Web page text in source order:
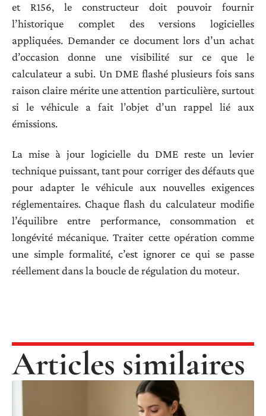
et R156, le constructeur doit pouvoir fournir
l’historique complet des versions logicielles
appliquées. Demander ce document lors d’un achat
d’occasion donne une visibilité sur ce que le
calculateur a subi. Un DME flashé plusieurs fois sans
raison claire mérite une attention particulière, surtout
si le véhicule a fait l’objet d’un rappel lié aux
émissions.
La mise à jour logicielle du DME reste un levier
technique puissant, tant pour corriger des défauts que
pour adapter le véhicule aux nouvelles exigences
réglementaires. Chaque flash du calculateur modifie
l’équilibre entre performance, consommation et
longévité mécanique. Traiter cette opération comme
une simple formalité, c’est ignorer ce qui se passe
réellement dans la boucle de régulation du moteur.
Articles similaires